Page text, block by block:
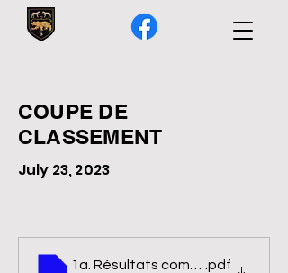
COUPE DE
CLASSEMENT
July 23, 2023
1a. Résultats competition de
.pdf